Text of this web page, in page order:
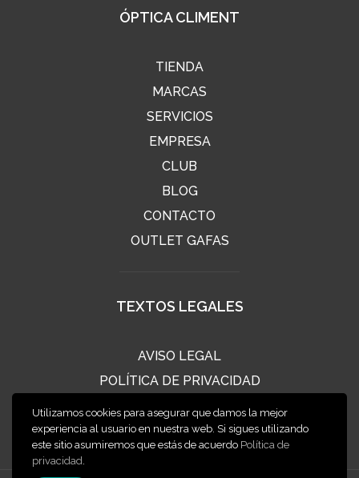
ÓPTICA CLIMENT
TIENDA
MARCAS
SERVICIOS
EMPRESA
CLUB
BLOG
CONTACTO
OUTLET GAFAS
TEXTOS LEGALES
AVISO LEGAL
POLÍTICA DE PRIVACIDAD
POLÍTICA DE COOKIES
CONDICIONES DE VENTA
Utilizamos cookies para asegurar que damos la mejor
experiencia al usuario en nuestra web. Si sigues utilizando
este sitio asumiremos que estás de acuerdo Política de
privacidad.